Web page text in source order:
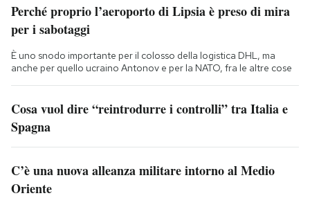
Perché proprio l’aeroporto di Lipsia è preso di mira
per i sabotaggi
È uno snodo importante per il colosso della logistica DHL, ma
anche per quello ucraino Antonov e per la NATO, fra le altre cose
Cosa vuol dire “reintrodurre i controlli” tra Italia e
Spagna
C’è una nuova alleanza militare intorno al Medio
Oriente